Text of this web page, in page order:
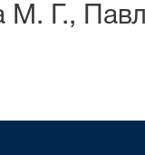
М. Г.,